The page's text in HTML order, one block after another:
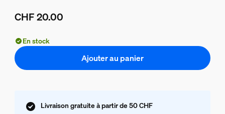
CHF 20.00
En stock
Ajouter au panier
Livraison gratuite à partir de 50 CHF